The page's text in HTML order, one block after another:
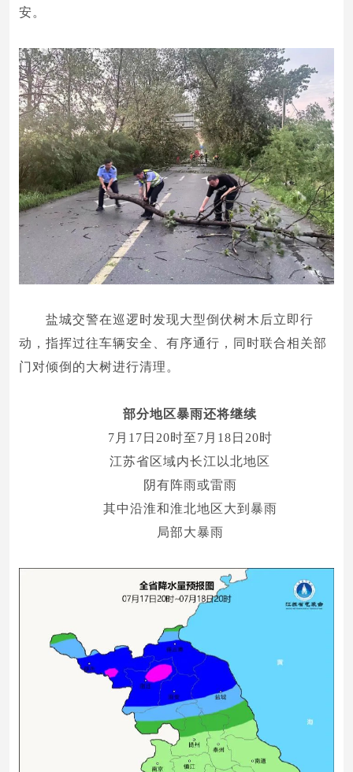
安。
盐城交警在巡逻时发现大型倒伏树木后立即行
动，指挥过往车辆安全、有序通行，同时联合相关部
门对倾倒的大树进行清理。
部分地区暴雨还将继续
7月17日20时至7月18日20时
江苏省区域内长江以北地区
阴有阵雨或雷雨
其中沿淮和淮北地区大到暴雨
局部大暴雨